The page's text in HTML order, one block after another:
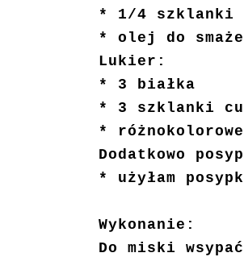
* 1/4 szklanki
* olej do
Lukier:
* 3 białka
* 3 szklanki
*
Dodatkowo
* użyłam
Wykonanie:
Do miski